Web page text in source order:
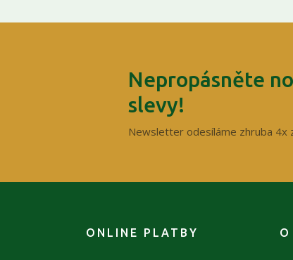
Nepropásněte
slevy!
Newsletter odesíláme zhruba 4x
ONLINE PLATBY O